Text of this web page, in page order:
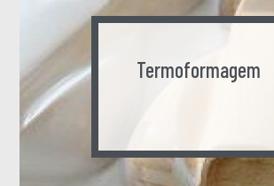
Termoformagem